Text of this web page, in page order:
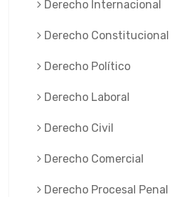
Derecho Internacional
Derecho Constitucional
Derecho Político
Derecho Laboral
Derecho Civil
Derecho Comercial
Derecho Procesal Penal